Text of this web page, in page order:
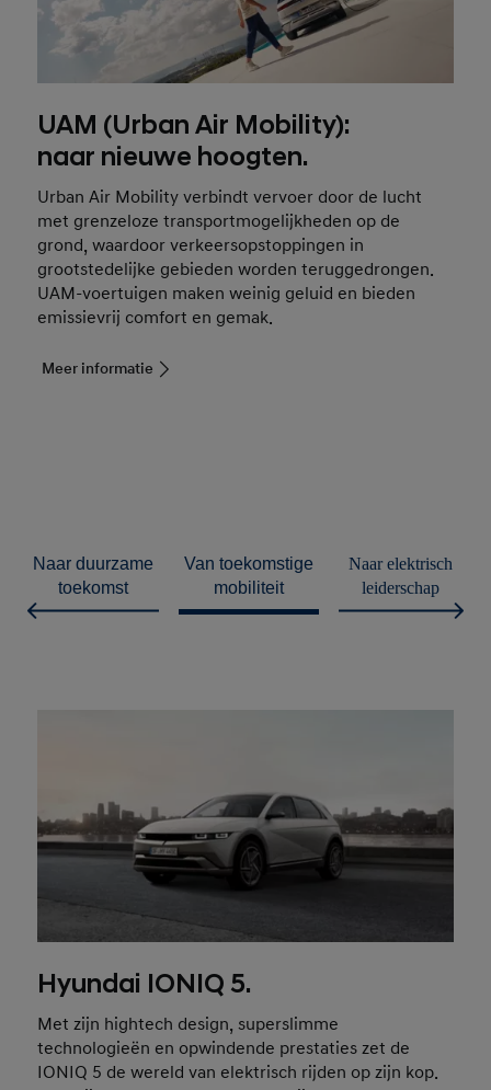
UAM (Urban Air Mobility):
naar nieuwe hoogten.
Urban Air Mobility verbindt vervoer door de lucht
met grenzeloze transportmogelijkheden op de
grond, waardoor verkeersopstoppingen in
grootstedelijke gebieden worden teruggedrongen.
UAM-voertuigen maken weinig geluid en bieden
emissievrij comfort en gemak.
Meer informatie
duurzame
toekomst
toekomstige
mobiliteit
elektrisch
leiderschap
Hyundai IONIQ 5.
Met zijn hightech design, superslimme
technologieën en opwindende prestaties zet de
IONIQ 5 de wereld van elektrisch rijden op zijn kop.